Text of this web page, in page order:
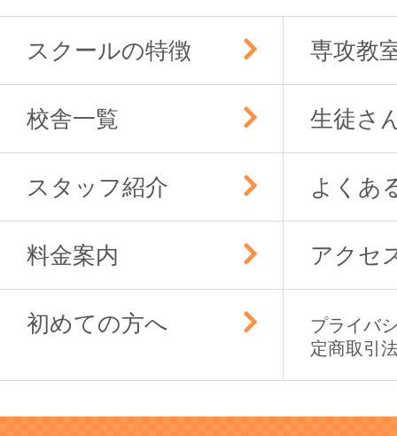
シ
ョ
ン
スクールの特徴 専攻教
校舎一覧 生徒さ
スタッフ紹介 よくあ
料金案内 アクセ
初めての方へ
プライバ
定商取引